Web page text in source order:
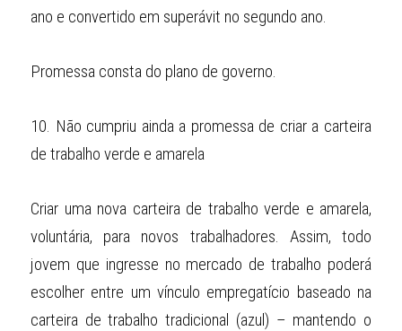
ano e convertido em superávit no segundo ano.
Promessa consta do plano de governo.
10. Não cumpriu ainda a promessa de criar a carteira
de trabalho verde e amarela
Criar uma nova carteira de trabalho verde e amarela,
voluntária, para novos trabalhadores. Assim, todo
jovem que ingresse no mercado de trabalho poderá
escolher entre um vínculo empregatício baseado na
carteira de trabalho tradicional (azul) – mantendo o